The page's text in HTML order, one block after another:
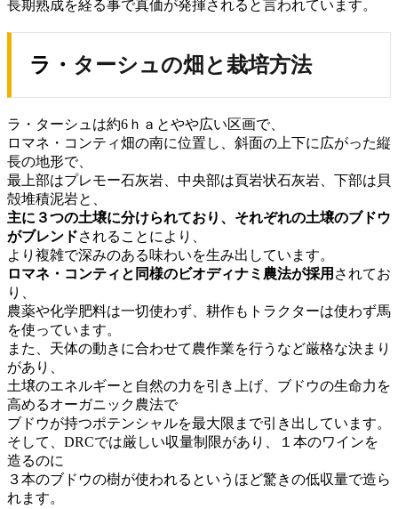
長期熟成を経る事で真価が発揮されると言われています。
ラ・ターシュの畑と栽培方法
ラ・ターシュは約6ｈａとやや広い区画で、
ロマネ・コンティ畑の南に位置し、斜面の上下に広がった縦
長の地形で、
最上部はプレモー石灰岩、中央部は頁岩状石灰岩、下部は貝
殻堆積泥岩と、
主に３つの土壌に分けられており、それぞれの土壌のブドウ
がブレンドされることにより、
より複雑で深みのある味わいを生み出しています。
ロマネ・コンティと同様のビオディナミ農法が採用 されてお
り、
農薬や化学肥料は一切使わず、耕作もトラクターは使わず馬
を使っています。
また、天体の動きに合わせて農作業を行うなど厳格な決まり
があり、
土壌のエネルギーと自然の力を引き上げ、ブドウの生命力を
高めるオーガニック農法で
ブドウが持つポテンシャルを最大限まで引き出しています。
そして、DRCでは厳しい収量制限があり、１本のワインを
造るのに
３本のブドウの樹が使われるというほど驚きの低収量で造ら
れます。